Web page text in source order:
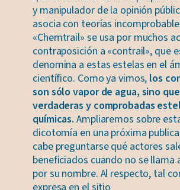
y manipulador de la opinión
asocia con teorías
«Chemtrail» se usa por muchos
contraposición a «contrail», que
denomina a estas estelas en el
científico. Como ya vimos, los
son sólo vapor de agua, sino
verdaderas y comprobadas
químicas. Ampliaremos sobre
dicotomía en una próxima
cabe preguntarse qué actores
beneficiados cuando no se llama
por su nombre. Al respecto, tal